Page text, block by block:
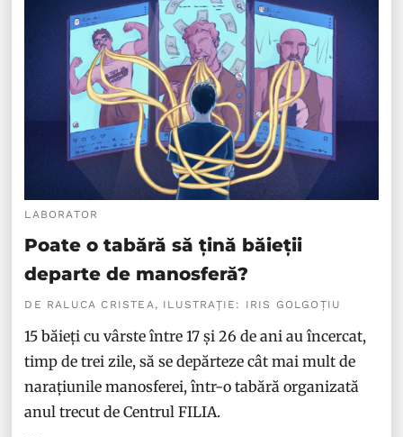
LABORATOR
Poate o tabără să țină băieții
departe de manosferă?
DE RALUCA CRISTEA, ILUSTRAȚIE: IRIS GOLGOȚIU
15 băieți cu vârste între 17 și 26 de ani au încercat,
timp de trei zile, să se depărteze cât mai mult de
narațiunile manosferei, într-o tabără organizată
anul trecut de Centrul FILIA.